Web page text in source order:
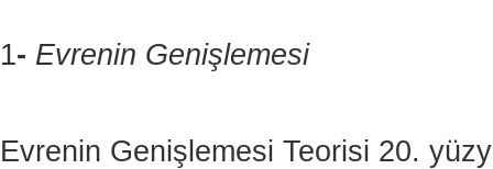
1- Evrenin Genişlemesi
Evrenin Genişlemesi Teorisi 20.